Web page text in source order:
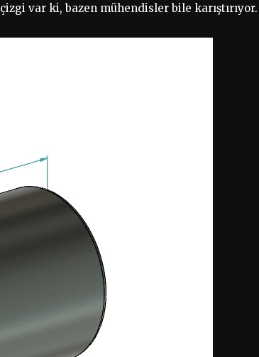
var ki, bazen mühendisler bile karıştırıyor.